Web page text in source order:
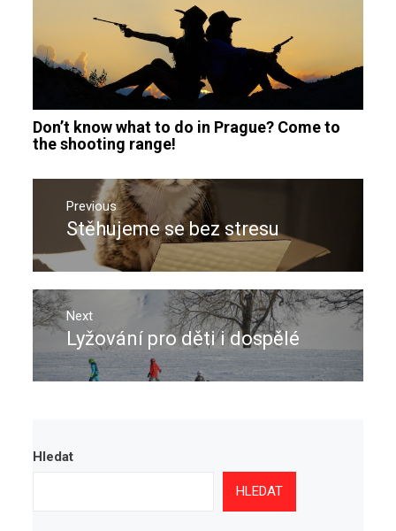
Don’t know what to do in Prague? Come to
the shooting range!
Navigace
příspěvek
Previous
Previous
post:
Stěhujeme se bez stresu
Next
Next
post:
Lyžování pro děti i dospělé
Hledat
HLEDAT